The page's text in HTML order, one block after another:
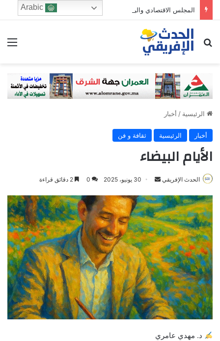
المجلس الاقتصادي والرشد الرقمي: من يحرس الطفولة في زمن الخوارزميات؟
ابحث عن
الرئيسية / أخبار
أخبار الرئيسية ثقافة و فن
الأيام البيضاء
الحدث الإفريقي
Send
email
30 يونيو، 2025 0
د. مهدي عامري
Arabic